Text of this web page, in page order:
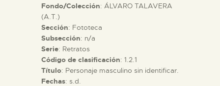
█
EL MUSEO
COLECCIONES
Fondo/Colección: ÁLVARO TALAVERA
(A.T.)
Sección: Fototeca
Subsección: n/a
Serie: Retratos
Código de clasificación: 1.2.1
Título: Personaje masculino sin identificar.
Fechas: s.d.